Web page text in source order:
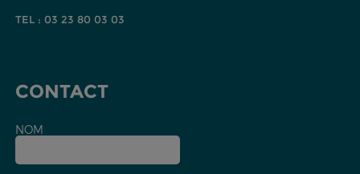
TEL : 03 23 80 03 03
CONTACT
NOM